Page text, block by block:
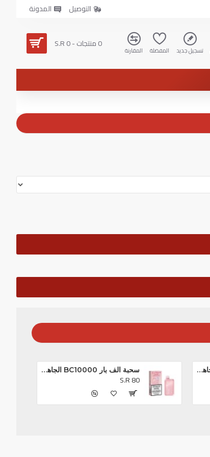
التوصيل المدونة
تسجيل جديد المفضلة المقارنة
0 منتجات - S.R 0
سحبة الف بار BC10000 الجاهزه خوخ و توت * سحبة الف بار BC10000 الجاهزه تروبيكال بريزم بلاست *
S.R 80